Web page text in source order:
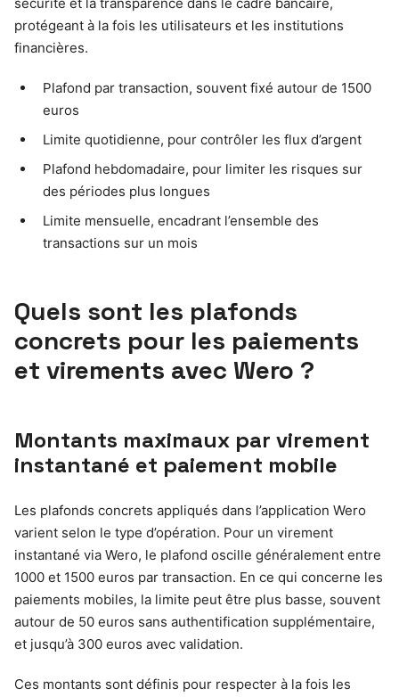
protégeant à la fois les utilisateurs et les institutions
financières.
Plafond par transaction, souvent fixé autour de 1500
euros
Limite quotidienne, pour contrôler les flux d’argent
Plafond hebdomadaire, pour limiter les risques sur
des périodes plus longues
Limite mensuelle, encadrant l’ensemble des
transactions sur un mois
Quels sont les plafonds
concrets pour les paiements
et virements avec Wero ?
Montants maximaux par virement
instantané et paiement mobile
Les plafonds concrets appliqués dans l’application Wero
varient selon le type d’opération. Pour un virement
instantané via Wero, le plafond oscille généralement entre
1000 et 1500 euros par transaction. En ce qui concerne les
paiements mobiles, la limite peut être plus basse, souvent
autour de 50 euros sans authentification supplémentaire,
et jusqu’à 300 euros avec validation.
Ces montants sont définis pour respecter à la fois les